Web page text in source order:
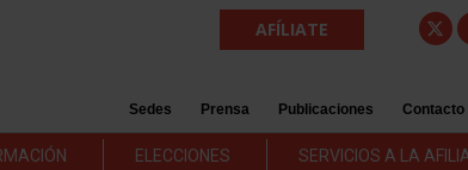
AFÍLIATE
Sedes Prensa Publicaciones Contacto
ELECCIONES SERVICIOS A LA